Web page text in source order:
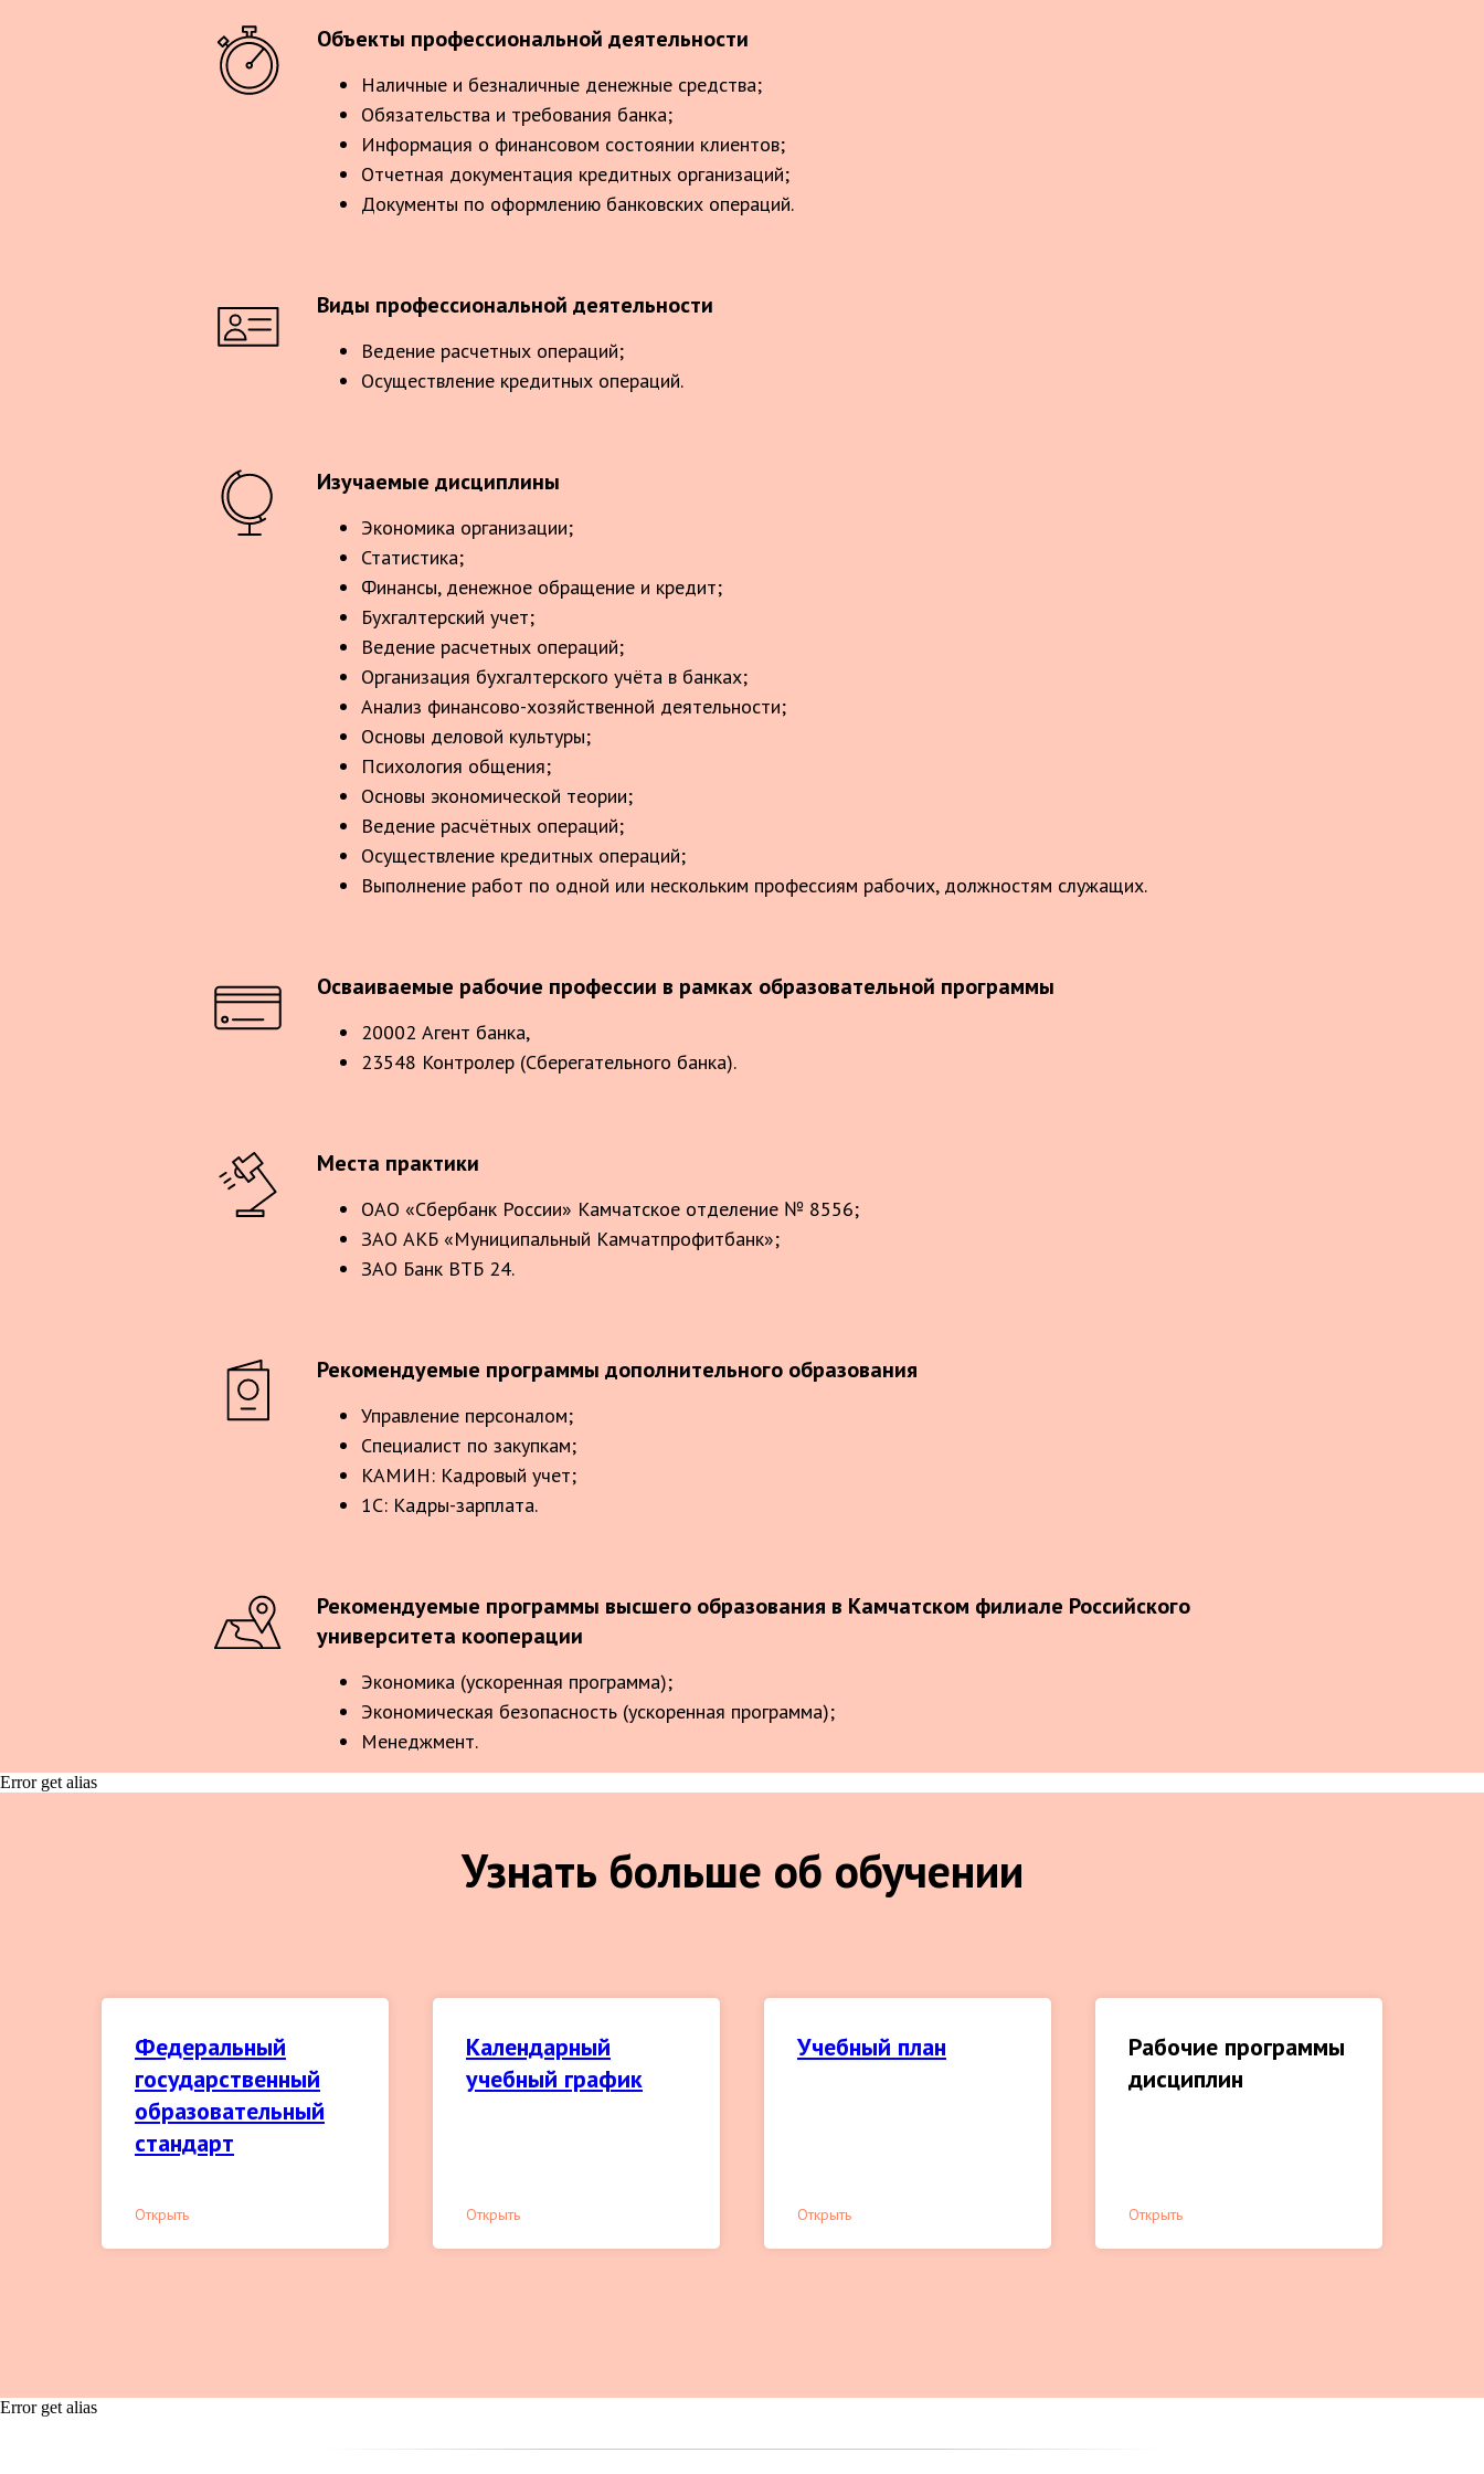
Объекты профессиональной деятельности
Наличные и безналичные денежные средства;
Обязательства и требования банка;
Информация о финансовом состоянии клиентов;
Отчетная документация кредитных организаций;
Документы по оформлению банковских операций.
Виды профессиональной деятельности
Ведение расчетных операций;
Осуществление кредитных операций.
Изучаемые дисциплины
Экономика организации;
Статистика;
Финансы, денежное обращение и кредит;
Бухгалтерский учет;
Ведение расчетных операций;
Организация бухгалтерского учёта в банках;
Анализ финансово-хозяйственной деятельности;
Основы деловой культуры;
Психология общения;
Основы экономической теории;
Ведение расчётных операций;
Осуществление кредитных операций;
Выполнение работ по одной или нескольким профессиям рабочих, должностям служащих.
Осваиваемые рабочие профессии в рамках образовательной программы
20002 Агент банка,
23548 Контролер (Сберегательного банка).
Места практики
ОАО «Сбербанк России» Камчатское отделение № 8556;
ЗАО АКБ «Муниципальный Камчатпрофитбанк»;
ЗАО Банк ВТБ 24.
Рекомендуемые программы дополнительного образования
Управление персоналом;
Специалист по закупкам;
КАМИН: Кадровый учет;
1С: Кадры-зарплата.
Рекомендуемые программы высшего образования в Камчатском филиале Российского
университета кооперации
Экономика (ускоренная программа);
Экономическая безопасность (ускоренная программа);
Менеджмент.
Error get alias
Узнать больше об обучении
Федеральный
государственный
образовательный
стандарт
Открыть
Календарный
учебный график
Открыть
Учебный план
Открыть
Рабочие программы
дисциплин
Открыть
Error get alias